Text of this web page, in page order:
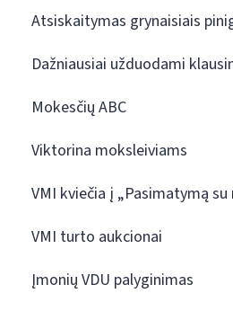
Atsiskaitymas grynaisiais
Dažniausiai užduodami
Mokesčių ABC
Viktorina moksleiviams
VMI kviečia į „Pasimatymą
VMI turto aukcionai
Įmonių VDU palyginimas